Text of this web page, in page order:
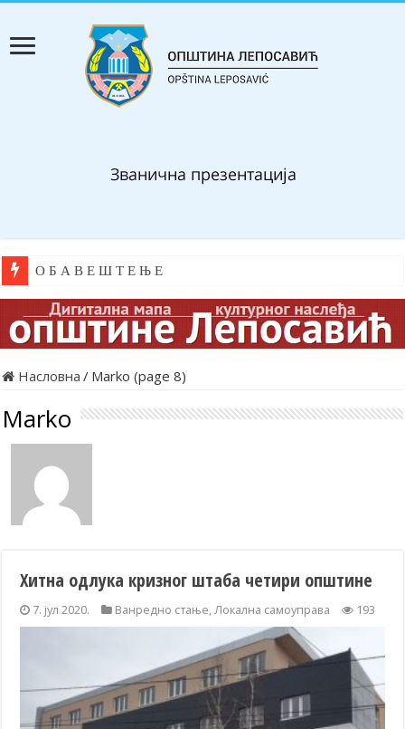
О Б А В Е Ш Т Е Њ Е
Насловна / Marko (page 8)
Marko
Хитна одлука кризног штаба четири општине
7. јул 2020. Ванредно стање,Локална самоуправа 193